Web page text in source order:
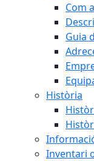
Com
Guia
Història
Inventari